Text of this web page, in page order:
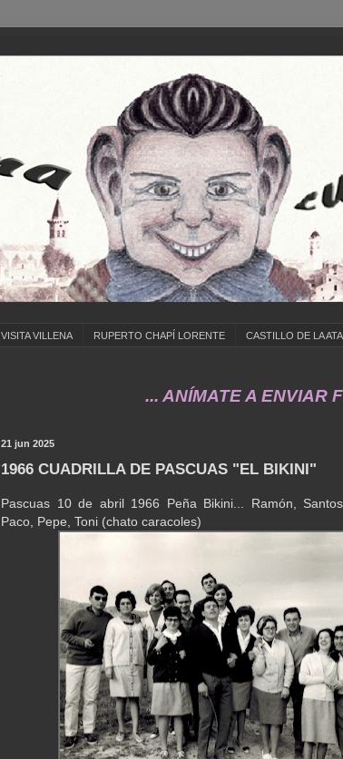
VISITA VILLENA RUPERTO CHAPÍ LORENTE CASTILLO DE LA
... ANÍMATE A ENVIAR FOTOS
21 jun 2025
1966 CUADRILLA DE PASCUAS "EL BIKINI"
Pascuas 10 de abril 1966 Peña Bikini... Ramón,
Paco, Pepe, Toni (chato caracoles)